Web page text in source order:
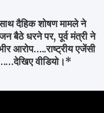
दैहिक शोषण मामले ने
बैठे धरने पर, पूर्व मंत्री ने
आरोप…..राष्ट्रीय एजेंसी
वीडियो।*